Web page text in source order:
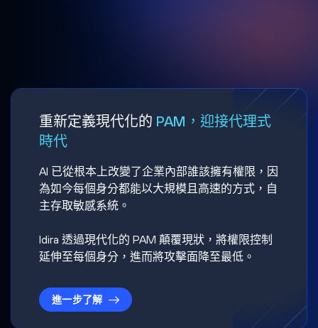
重新定義現代化的 PAM，迎接代理式
時代
AI 已從根本上改變了企業內部誰該擁有權限，因
為如今每個身分都能以大規模且高速的方式，自
主存取敏感系統。
Idira 透過現代化的 PAM 顛覆現狀，將權限控制
延伸至每個身分，進而將攻擊面降至最低。
進一步了解